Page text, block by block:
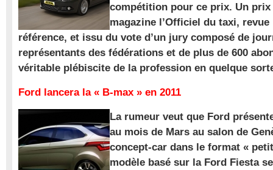
compétition pour ce prix. Un
magazine l’Officiel du taxi,
référence, et issu du vote d’un jury composé de
représentants des fédérations et de plus de 600
véritable plébiscite de la profession en quelque
Ford lancera la « B-max » en 2011
La rumeur veut que Ford
au mois de Mars au salon de
concept-car dans le format «
modèle basé sur la Ford Fiesta